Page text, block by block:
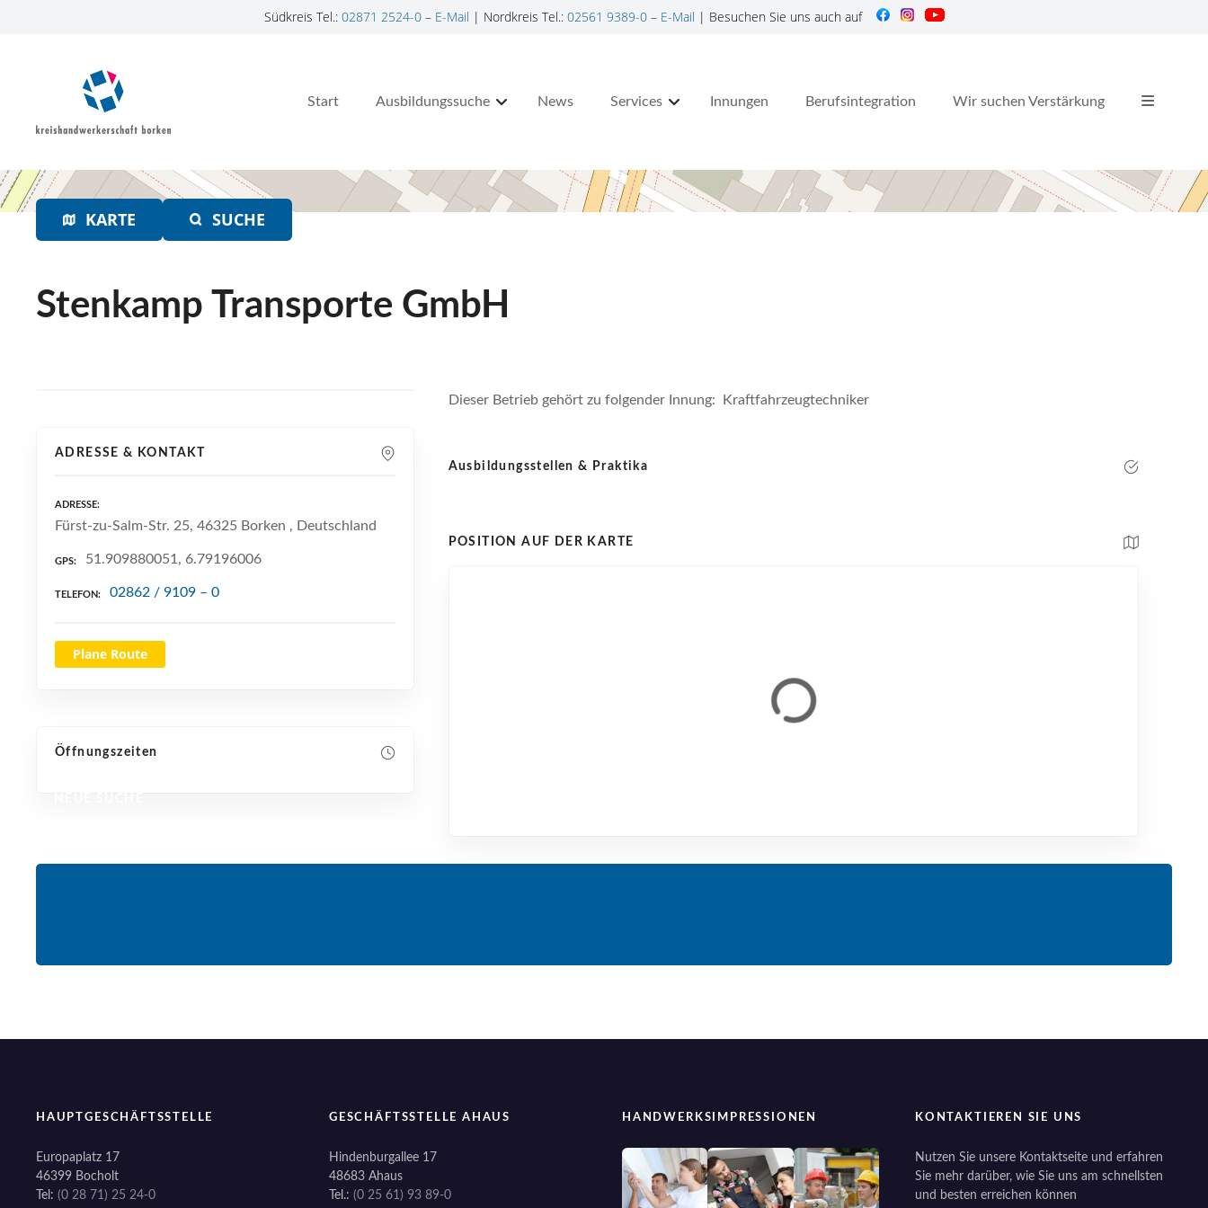
Südkreis Tel.: 02871 2524-0– E-Mail | Nordkreis Tel.: 02561 9389-0– E-Mail | Besuchen Sie uns auch auf
a
t
Start Ausbildungssuche News Services Innungen Berufsintegration Wir suchen Verstärkung
KARTE SUCHE
Stenkamp Transporte GmbH
ADRESSE & KONTAKT
ADRESSE
Fürst-zu-Salm-Str. 25, 46325 Borken , Deutschland
GPS 51.909880051, 6.79196006
TELEFON 02862 / 9109 – 0
Plane Route
Öffnungszeiten
Dieser Betrieb gehört zu folgender Innung: Kraftfahrzeugtechniker
Ausbildungsstellen & Praktika
POSITION AUF DER KARTE
HAUPTGESCHÄFTSSTELLE
Europaplatz 17
46399 Bocholt
Tel: (0 28 71) 25 24-0
GESCHÄFTSSTELLE AHAUS
Hindenburgallee 17
48683 Ahaus
Tel.: (0 25 61) 93 89-0
HANDWERKSIMPRESSIONEN KONTAKTIEREN SIE UNS
Nutzen Sie unsere Kontaktseite und erfahren
Sie mehr darüber, wie Sie uns am schnellsten
und besten erreichen können